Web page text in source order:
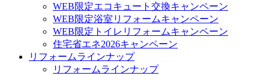
WEB限定エコキュート交換キャンペーン
WEB限定浴室リフォームキャンペーン
WEB限定トイレリフォームキャンペーン
住宅省エネ2026キャンペーン
リフォームラインナップ
リフォームラインナップ